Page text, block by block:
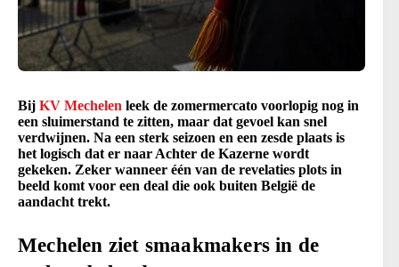
Bij KV Mechelen leek de zomermercato voorlopig nog in
een sluimerstand te zitten, maar dat gevoel kan snel
verdwijnen. Na een sterk seizoen en een zesde plaats is
het logisch dat er naar Achter de Kazerne wordt
gekeken. Zeker wanneer één van de revelaties plots in
beeld komt voor een deal die ook buiten België de
aandacht trekt.
Mechelen ziet smaakmakers in de